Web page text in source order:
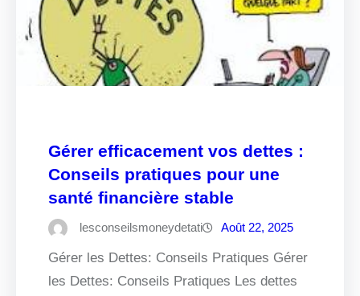
Gérer efficacement vos dettes :
Conseils pratiques pour une
santé financière stable
lesconseilsmoneydetati Août 22, 2025
Gérer les Dettes: Conseils Pratiques Gérer
les Dettes: Conseils Pratiques Les dettes